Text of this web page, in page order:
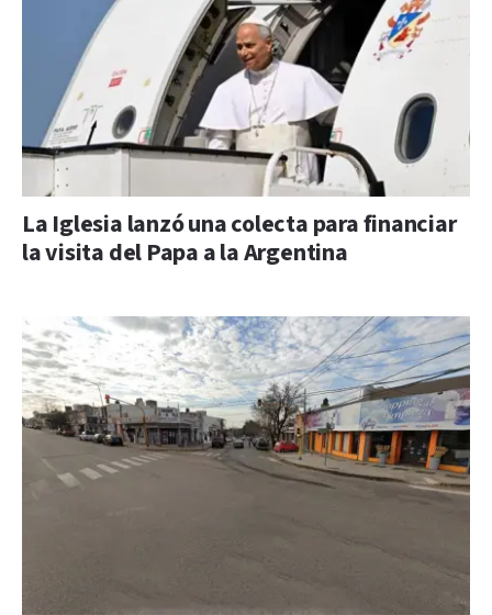
La Iglesia lanzó una colecta para financiar
la visita del Papa a la Argentina